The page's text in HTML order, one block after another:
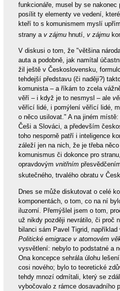
funkcionáře, musel by se
posílit ty elementy ve vedení,
kteří to s komunismem myslí
strany a v zájmuhnutí, v zájmu
V diskusi o tom, že "většina
auta a podobně, jak namítal
žil ještě v Československu,
tehdejší představu (či naději?)
komunista – a říkám to zcela
věří – i když je to nesmysl – ale
věřící lidé, i pomýlení věřící lidé,
o něco usilovat." A na jiném
Češi a Slováci, a především
toho nesporně patří i inteligence
záleží jen na nich, že je třeba
komunismus či dokonce pro
opravdovým vnitřním
skutečného, trvalého obratu v
Dnes se může diskutovat o celé
komponentách, o tom, co na ní
iluzorní. Přemýšlel jsem o tom,
už nikdy později nevrátilo, či proč
bilanci sám Pavel Tigrid,
Politické emigrace v atomovém
vysvětlení: nebylo to podstatné a
Ona koncepce sehrála úlohu
cosi nového; bylo to teoretické
tehdy mnozí odmítali, který se
vybočovalo z rámce dosavadního